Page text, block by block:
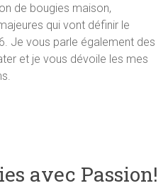
de bougies maison,
qui vont définir le
Je vous parle également des
et je vous dévoile les mes
avec Passion!